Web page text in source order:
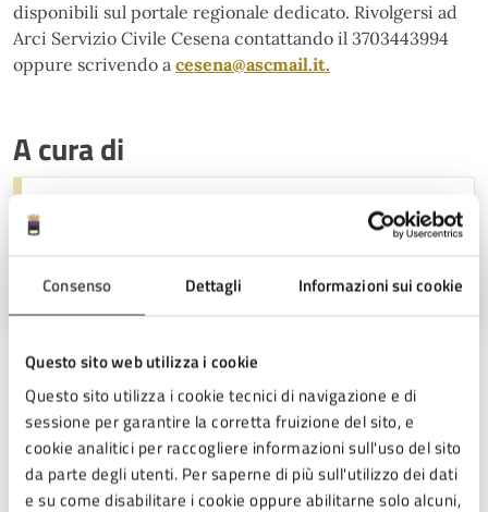
Consenso Dettagli Informazioni sui cookie
Questo sito web utilizza i cookie
Questo sito utilizza i cookie tecnici di navigazione e di
sessione per garantire la corretta fruizione del sito, e
cookie analitici per raccogliere informazioni sull'uso del sito
da parte degli utenti. Per saperne di più sull'utilizzo dei dati
e su come disabilitare i cookie oppure abilitarne solo alcuni,
disponibili sul portale regionale dedicato. Rivolgersi ad
Arci Servizio Civile Cesena contattando il 3703443994
oppure scrivendo a cesena@ascmail.it.
A cura di
47521
Ultimo aggiornamento:21/05/2026, 11:56